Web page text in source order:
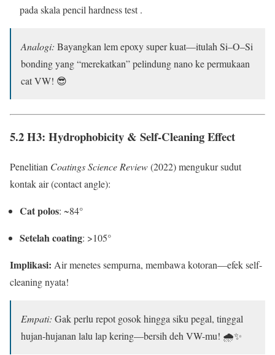
pada skala pencil hardness test .
Analogi: Bayangkan lem epoxy super kuat—itulah Si–O–Si
bonding yang “merekatkan” pelindung nano ke permukaan
cat VW! 😎
5.2 H3: Hydrophobicity & Self-Cleaning Effect
Penelitian Coatings Science Review(2022) mengukur sudut
kontak air (contact angle):
Cat polos: ~84°
Setelah coating: >105°
Implikasi: Air menetes sempurna, membawa kotoran—efek self-
cleaning nyata!
Empati: Gak perlu repot gosok hingga siku pegal, tinggal
hujan-hujanan lalu lap kering—bersih deh VW-mu! 🌧️✨